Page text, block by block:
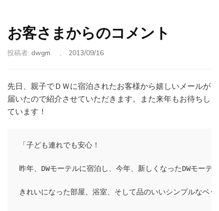
お客さまからのコメント
投稿者: dwgm 、 2013/09/16
先日、親子でＤＷに宿泊されたお客様から嬉しいメールが
届いたので紹介させていただきます。また来年もお待ちし
ています！
「子ども連れでも安心！
昨年、DWモーテルに宿泊し、今年、新しくなったDWモー
きれいになった部屋、浴室、そして品のいいシンプルなベッ